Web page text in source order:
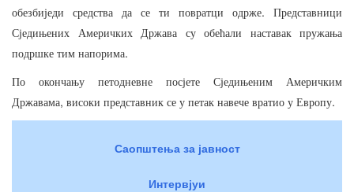
обезбиједи
средства да се ти повратци одрже.
Представници
Сједињених
Америчких Држава су обећали наставак
пружања
подршке тим напорима.
По окончању петодневне посјете Сједињеним
Америчким
Државама, високи представник се у петак навече вратио у Европу.
Саопштења за јавност
Интервјуи